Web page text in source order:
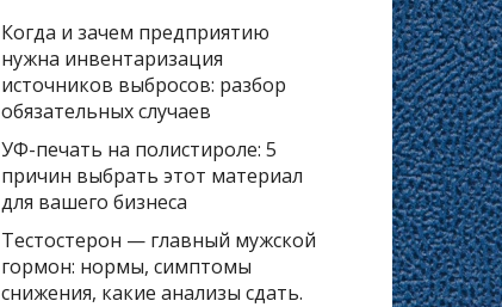
Когда и зачем предприятию
нужна инвентаризация
источников выбросов: разбор
обязательных случаев
УФ-печать на полистироле: 5
причин выбрать этот материал
для вашего бизнеса
Тестостерон — главный мужской
гормон: нормы, симптомы
снижения, какие анализы сдать.